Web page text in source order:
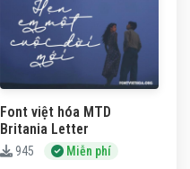
Font việt hóa MTD
Britania Letter
945 Miễn phí